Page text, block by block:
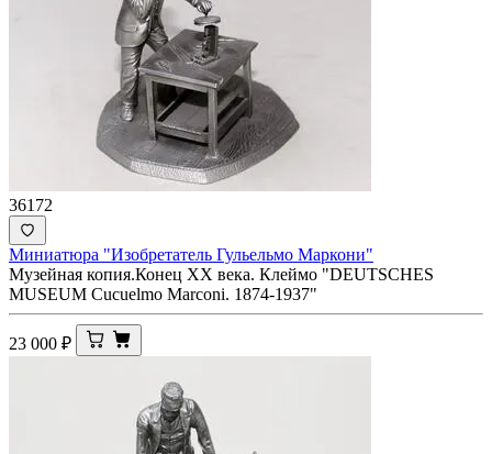
36172
Миниатюра "Изобретатель Гульельмо Маркони"
Музейная копия.Конец ХХ века. Клеймо "DEUTSCHES
MUSEUM Cucuelmo Marconi. 1874-1937"
23 000 ₽